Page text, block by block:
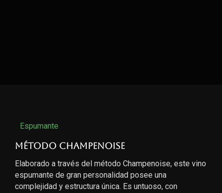
Espumante
Método Champenoise
Elaborado a través del método Champenoise, este vino
espumante de gran personalidad posee una
complejidad y estructura única. Es untuoso, con